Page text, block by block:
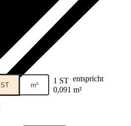
ST m² 1 ST entspricht
0,091 m²